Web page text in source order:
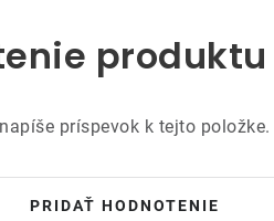
príspevok k tejto položke.
PRIDAŤ HODNOTENIE